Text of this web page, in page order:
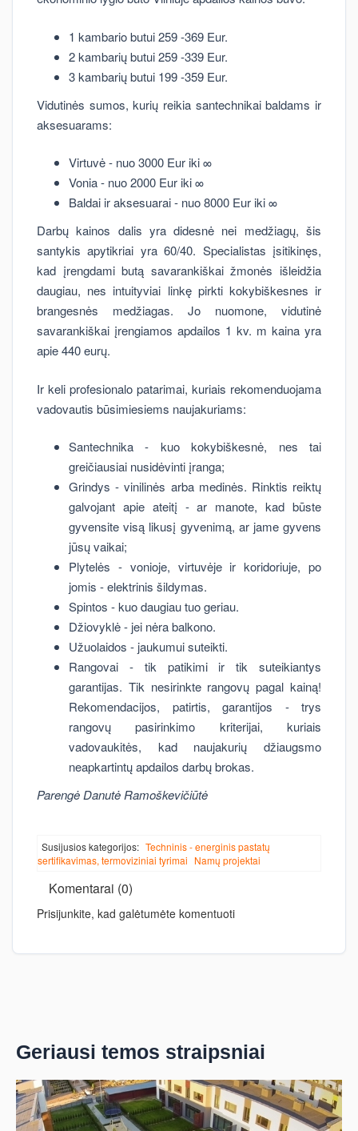
1 kambario butui 259 -369 Eur.
2 kambarių butui 259 -339 Eur.
3 kambarių butui 199 -359 Eur.
Vidutinės sumos, kurių reikia santechnikai baldams ir
aksesuarams:
Virtuvė - nuo 3000 Eur iki ∞
Vonia - nuo 2000 Eur iki ∞
Baldai ir aksesuarai - nuo 8000 Eur iki ∞
Darbų kainos dalis yra didesnė nei medžiagų, šis
santykis apytikriai yra 60/40. Specialistas įsitikinęs,
kad įrengdami butą savarankiškai žmonės išleidžia
daugiau, nes intuityviai linkę pirkti kokybiškesnes ir
brangesnės medžiagas. Jo nuomone, vidutinė
savarankiškai įrengiamos apdailos 1 kv. m kaina yra
apie 440 eurų.
Ir keli profesionalo patarimai, kuriais rekomenduojama
vadovautis būsimiesiems naujakuriams:
Santechnika - kuo kokybiškesnė, nes tai
greičiausiai nusidėvinti įranga;
Grindys - vinilinės arba medinės. Rinktis reiktų
galvojant apie ateitį - ar manote, kad būste
gyvensite visą likusį gyvenimą, ar jame gyvens
jūsų vaikai;
Plytelės - vonioje, virtuvėje ir koridoriuje, po
jomis - elektrinis šildymas.
Spintos - kuo daugiau tuo geriau.
Džiovyklė - jei nėra balkono.
Užuolaidos - jaukumui suteikti.
Rangovai - tik patikimi ir tik suteikiantys
garantijas. Tik nesirinkte rangovų pagal kainą!
Rekomendacijos, patirtis, garantijos - trys
rangovų pasirinkimo kriterijai, kuriais
vadovaukitės, kad naujakurių džiaugsmo
neapkartintų apdailos darbų brokas.
Parengė Danutė Ramoškevičiūtė
Susijusios kategorijos: Techninis - energinis pastatų
sertifikavimas, termoviziniai tyrimai Namų projektai
Komentarai (0)
Prisijunkite, kad galėtumėte komentuoti
Geriausi temos straipsniai